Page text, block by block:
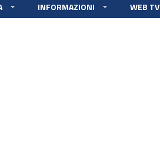
INFORMAZIONI WEB TV